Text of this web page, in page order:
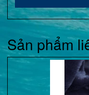
Sản phẩm